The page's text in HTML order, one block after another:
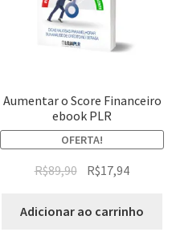
Aumentar o Score Financeiro
ebook PLR
OFERTA!
R$89,90 R$17,94
Adicionar ao carrinho